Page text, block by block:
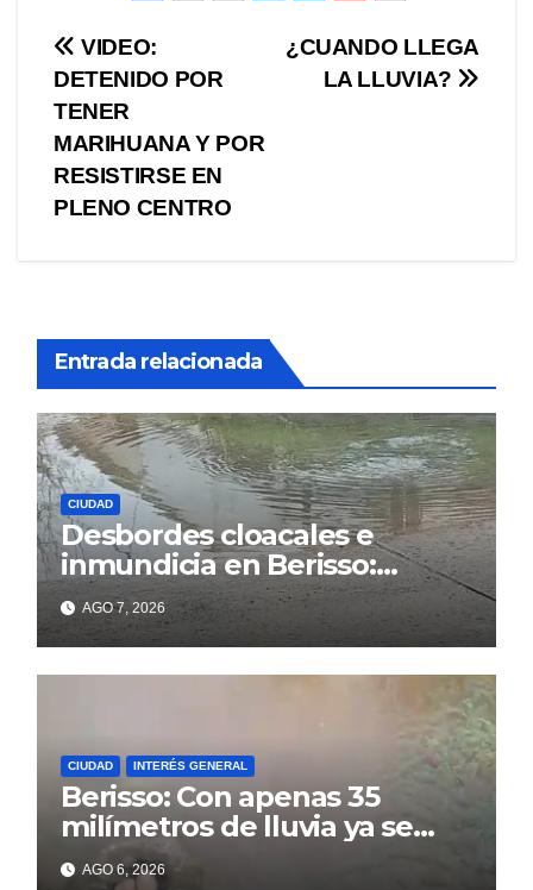
Navegación
de
entradas
¿CUANDO LLEGA
LA LLUVIA?
VIDEO:
DETENIDO POR
TENER
MARIHUANA Y POR
RESISTIRSE EN
PLENO CENTRO
Entrada relacionada
CIUDAD
Desbordes cloacales e
inmundicia en Berisso:
colapso de la red en la calle
14AGO 7, 2026
CIUDAD INTERÉS GENERAL
Berisso: Con apenas 35
milímetros de lluvia ya se
sienten los problemas
AGO 6, 2026